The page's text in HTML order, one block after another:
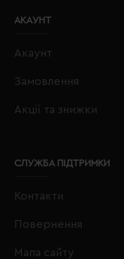
АКАУНТ
Акаунт
Замовлення
Акції та знижки
СЛУЖБА ПІДТРИМКИ
Контакти
Повернення
Мапа сайту